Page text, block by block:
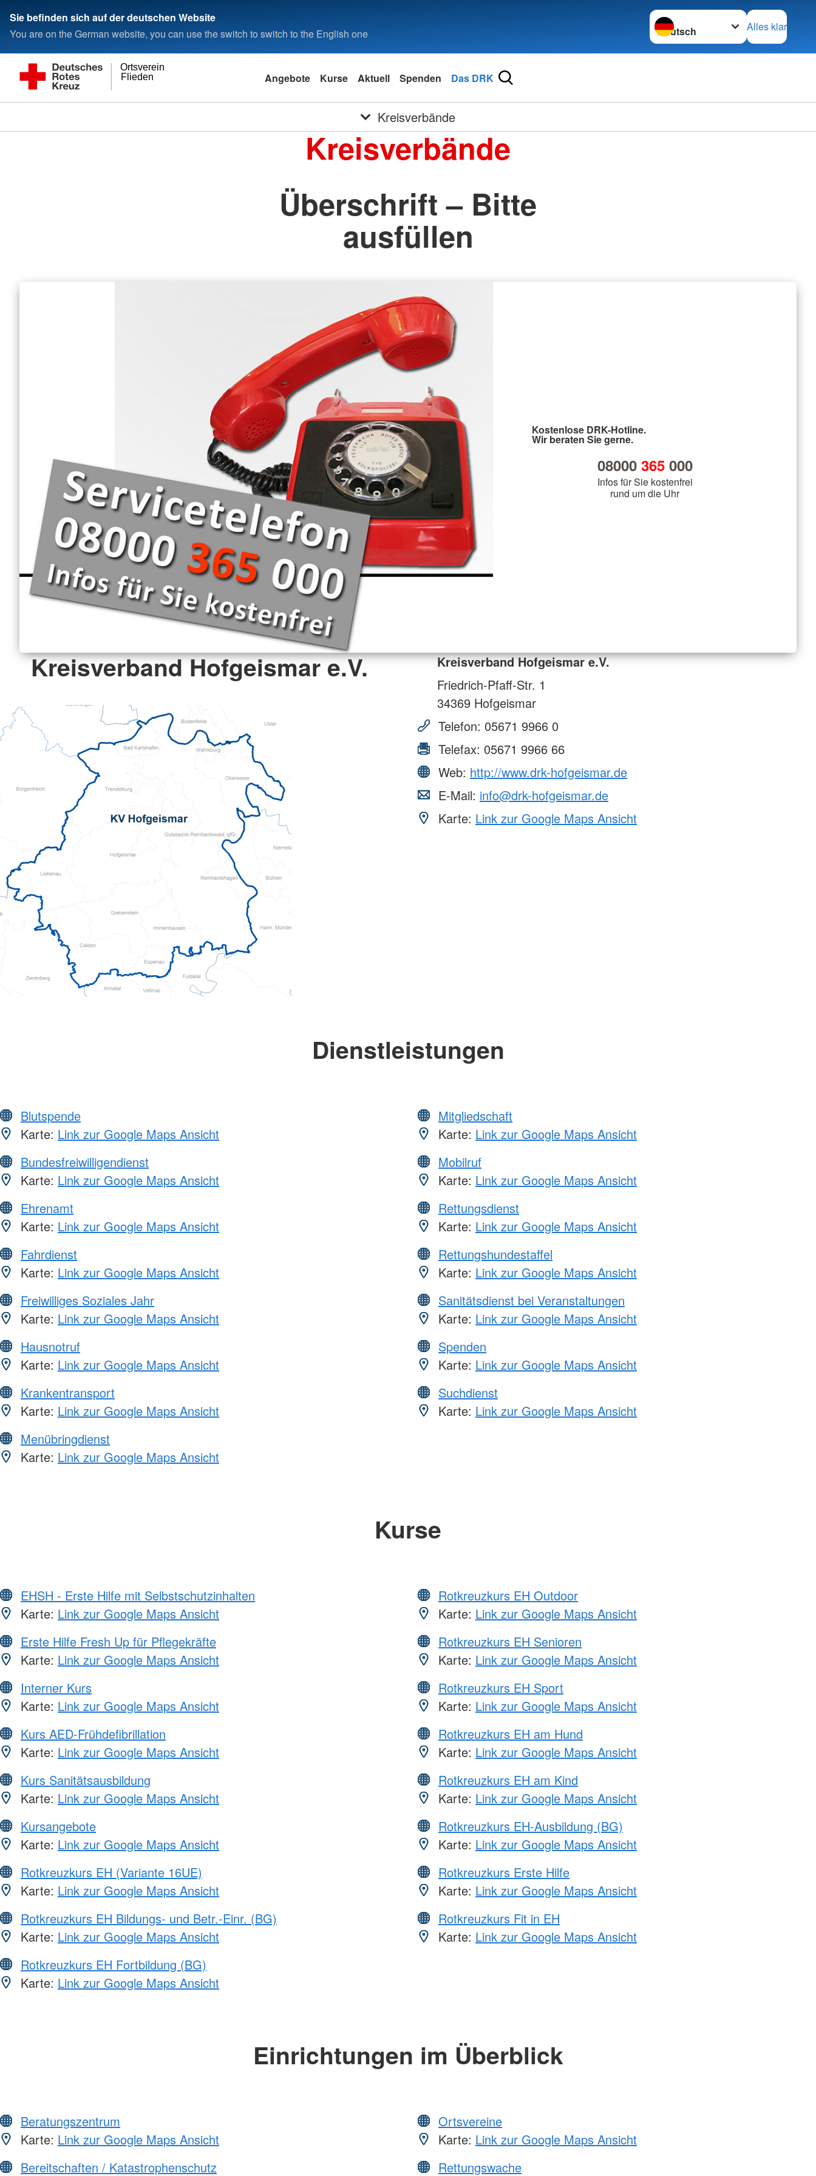
Sie befinden sich auf der deutschen Website
You are on the German website, you can use the switch to switch to the English one
Sprache wechseln zu
Alles klar
Flieden
Ortsverein
Angebote Kurse Aktuell Spenden Das DRK
Kreisverbände
Kreisverbände
Überschrift – Bitte
ausfüllen
Kostenlose DRK-Hotline.
Wir beraten Sie gerne.
08000 365000
Infos für Sie kostenfrei
rund um die Uhr
Kreisverband Hofgeismar e.V.
Kreisverband Hofgeismar e.V.
Friedrich-Pfaff-Str. 1
34369 Hofgeismar
Telefon: 05671 9966 0
Telefax: 05671 9966 66
Web: http://www.drk-hofgeismar.de
E-Mail: info@drk-hofgeismar.de
Karte: Link zur Google Maps Ansicht
Dienstleistungen
Blutspende
Karte: Link zur Google Maps Ansicht
Bundesfreiwilligendienst
Karte: Link zur Google Maps Ansicht
Ehrenamt
Karte: Link zur Google Maps Ansicht
Fahrdienst
Karte: Link zur Google Maps Ansicht
Freiwilliges Soziales Jahr
Karte: Link zur Google Maps Ansicht
Hausnotruf
Karte: Link zur Google Maps Ansicht
Krankentransport
Karte: Link zur Google Maps Ansicht
Menübringdienst
Karte: Link zur Google Maps Ansicht
Mitgliedschaft
Karte: Link zur Google Maps Ansicht
Mobilruf
Karte: Link zur Google Maps Ansicht
Rettungsdienst
Karte: Link zur Google Maps Ansicht
Rettungshundestaffel
Karte: Link zur Google Maps Ansicht
Sanitätsdienst bei Veranstaltungen
Karte: Link zur Google Maps Ansicht
Spenden
Karte: Link zur Google Maps Ansicht
Suchdienst
Karte: Link zur Google Maps Ansicht
Kurse
EHSH - Erste Hilfe mit Selbstschutzinhalten
Karte: Link zur Google Maps Ansicht
Erste Hilfe Fresh Up für Pflegekräfte
Karte: Link zur Google Maps Ansicht
Interner Kurs
Karte: Link zur Google Maps Ansicht
Kurs AED-Frühdefibrillation
Karte: Link zur Google Maps Ansicht
Kurs Sanitätsausbildung
Karte: Link zur Google Maps Ansicht
Kursangebote
Karte: Link zur Google Maps Ansicht
Rotkreuzkurs EH (Variante 16UE)
Karte: Link zur Google Maps Ansicht
Rotkreuzkurs EH Bildungs- und Betr.-Einr. (BG)
Karte: Link zur Google Maps Ansicht
Rotkreuzkurs EH Fortbildung (BG)
Karte: Link zur Google Maps Ansicht
Rotkreuzkurs EH Outdoor
Karte: Link zur Google Maps Ansicht
Rotkreuzkurs EH Senioren
Karte: Link zur Google Maps Ansicht
Rotkreuzkurs EH Sport
Karte: Link zur Google Maps Ansicht
Rotkreuzkurs EH am Hund
Karte: Link zur Google Maps Ansicht
Rotkreuzkurs EH am Kind
Karte: Link zur Google Maps Ansicht
Rotkreuzkurs EH-Ausbildung (BG)
Karte: Link zur Google Maps Ansicht
Rotkreuzkurs Erste Hilfe
Karte: Link zur Google Maps Ansicht
Rotkreuzkurs Fit in EH
Karte: Link zur Google Maps Ansicht
Einrichtungen im Überblick
Beratungszentrum
Karte: Link zur Google Maps Ansicht
Bereitschaften / Katastrophenschutz
Ortsvereine
Karte: Link zur Google Maps Ansicht
Rettungswache